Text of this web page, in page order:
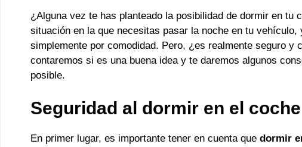
¿Alguna vez te has planteado la posibilidad de dormir en tu
situación en la que necesitas pasar la noche en tu
simplemente por comodidad. Pero, ¿es realmente seguro
contaremos si es una buena idea y te daremos algunos
posible.
Seguridad al dormir en el coche
En primer lugar, es importante tener en cuenta que dormir